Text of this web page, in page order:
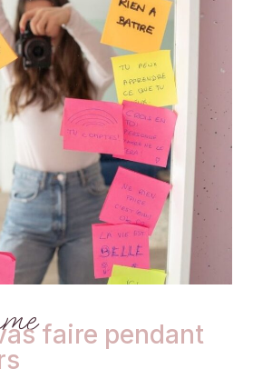
faire pendant